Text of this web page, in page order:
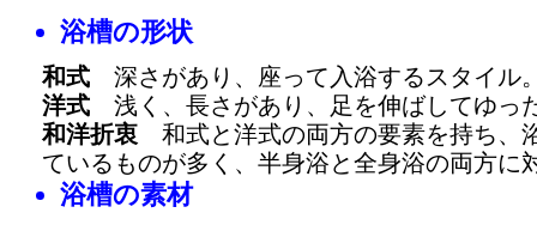
浴槽の形状
和式 深さがあり、座って入浴するスタイル
洋式 浅く、長さがあり、足を伸ばしてゆっ
和洋折衷 和式と洋式の両方の要素を持ち、
ているものが多く、半身浴と全身浴の両方に
浴槽の素材